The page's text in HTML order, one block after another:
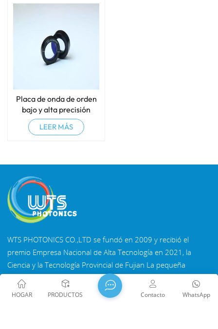
Placa de onda de orden
bajo y alta precisión
LEER MÁS
WTS PHOTONICS CO.,LTD se fundó en 2009 y recibió el
premio Empresa Nacional de Alta Tecnología en 2021, la
Ciencia y la Tecnología Provincial de Fujian La pequeña
empresa gigante tecnológica y la profesión provincial de
Fujian Empresa de Precisión-Especialización-Innovación en
HOGAR PRODUCTOS WhatsApp
Contacto